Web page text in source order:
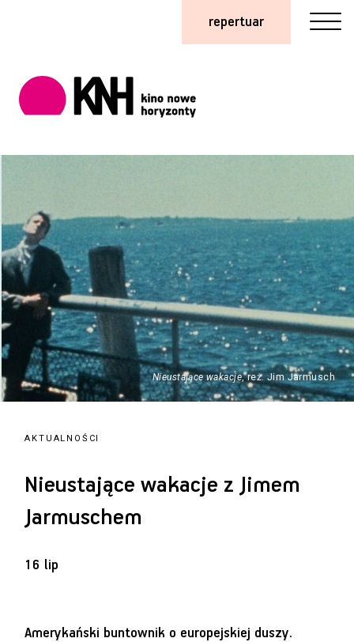
repertuar
Nieustające wakacje, reż. Jim Jarmusch
AKTUALNOŚCI
Nieustające wakacje z Jimem
Jarmuschem
16 lip
Amerykański buntownik o europejskiej duszy.